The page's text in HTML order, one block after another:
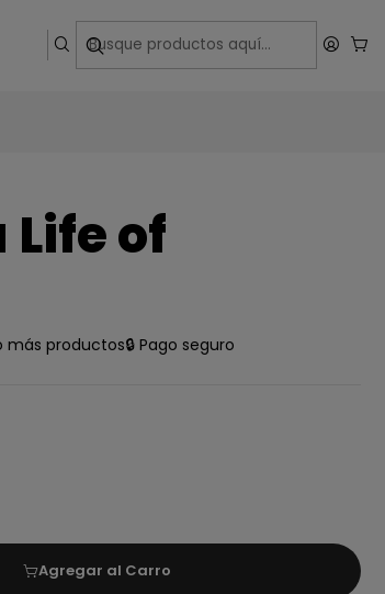
of
más productos🔒 Pago seguro
Agregar al Carro